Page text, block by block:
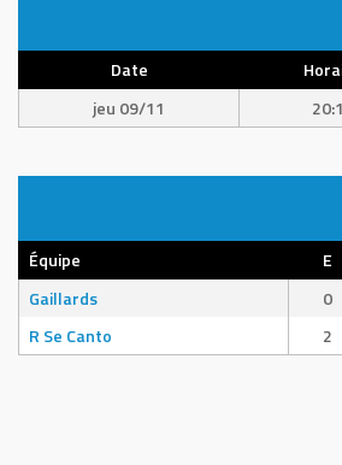
Date
jeu 09/11
Équipe E
Gaillards
0
R Se Canto
2